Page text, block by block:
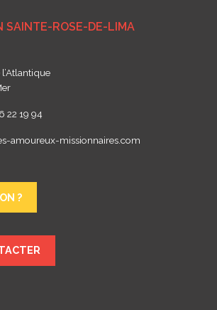
SAINTE-ROSE-DE-LIMA
22 19 94
amoureux-missionnaires.com
?